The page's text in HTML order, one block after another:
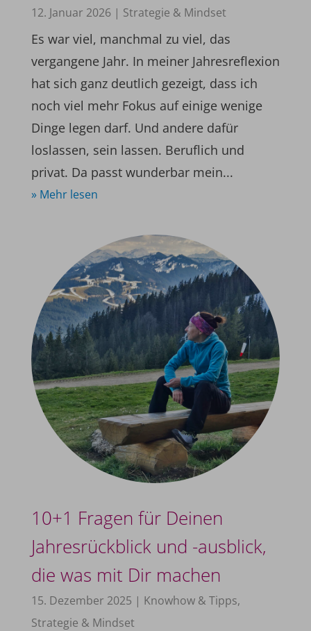
12. Januar 2026| Strategie & Mindset
Es war viel, manchmal zu viel, das
vergangene Jahr. In meiner Jahresreflexion
hat sich ganz deutlich gezeigt, dass ich
noch viel mehr Fokus auf einige wenige
Dinge legen darf. Und andere dafür
loslassen, sein lassen. Beruflich und
privat. Da passt wunderbar mein...
» Mehr lesen
10+1 Fragen für Deinen
Jahresrückblick und -ausblick,
die was mit Dir machen
15. Dezember 2025 | Knowhow & Tipps,
Strategie & Mindset